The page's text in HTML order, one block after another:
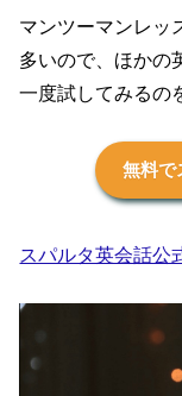
マンツーマンレッ
多いので、ほかの
一度試してみるの
無料で
スパルタ英会話公